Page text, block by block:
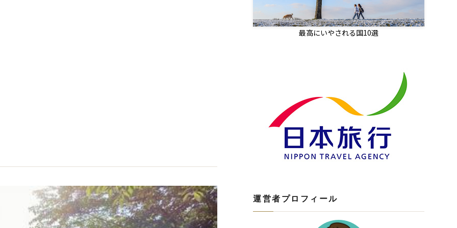
最高にいやされる国10選
運営者プロフィール